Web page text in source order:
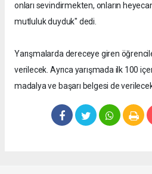
onları sevindirmekten, onların
mutluluk duyduk" dedi.
Yarışmalarda dereceye giren
verilecek. Ayrıca yarışmada ilk 100
madalya ve başarı belgesi de